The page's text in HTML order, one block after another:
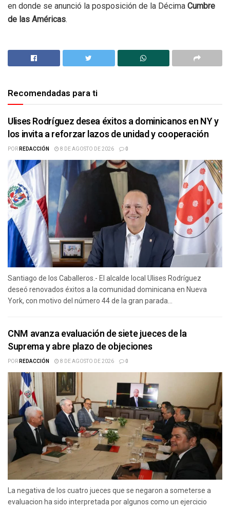
en donde se anunció la posposición de la Décima Cumbre
de las Américas.
Recomendadas para ti
Ulises Rodríguez desea éxitos a dominicanos en NY y
los invita a reforzar lazos de unidad y cooperación
PORREDACCIÓN 8 DE AGOSTO DE 2026 0
Santiago de los Caballeros.- El alcalde local Ulises Rodríguez
deseó renovados éxitos a la comunidad dominicana en Nueva
York, con motivo del número 44 de la gran parada...
CNM avanza evaluación de siete jueces de la
Suprema y abre plazo de objeciones
PORREDACCIÓN 8 DE AGOSTO DE 2026 0
La negativa de los cuatro jueces que se negaron a someterse a
evaluacion ha sido interpretada por algunos como un ejercicio